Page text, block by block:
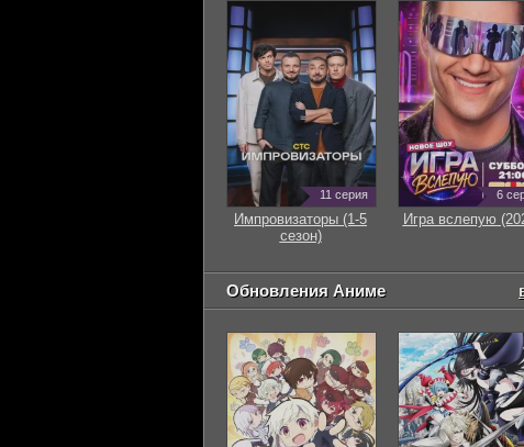
11 серия
Импровизаторы (1-5
сезон)
6
Игра вслепую
Обновления Аниме